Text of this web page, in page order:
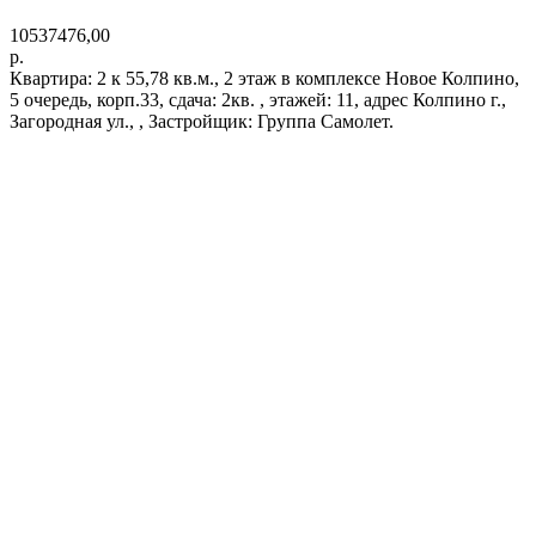
10537476,00
р.
Квартира: 2 к 55,78 кв.м., 2 этаж в комплексе Новое Колпино,
5 очередь, корп.33, сдача: 2кв. , этажей: 11, адрес Колпино г.,
Загородная ул., , Застройщик: Группа Самолет.